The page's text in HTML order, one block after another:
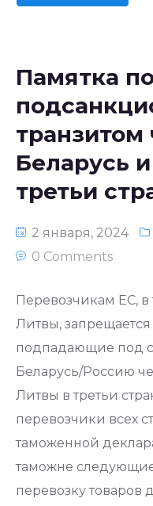
Памятка
транзитом
Беларусь
третьи
2 января, 2024
0 Comments
Перевозчикам ЕС,
Литвы,
подпадающие под
Беларусь/Россию
Литвы в третьи
перевозчики всех
таможенной
таможне
перевозку товаров